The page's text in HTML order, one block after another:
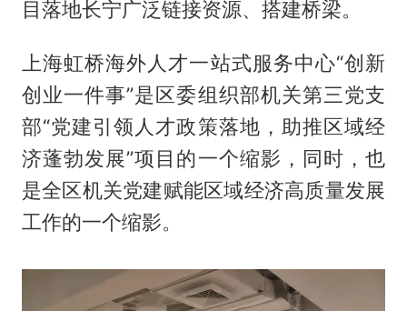
目落地长宁广泛链接资源、搭建桥梁。
上海虹桥海外人才一站式服务中心“创新
创业一件事”是区委组织部机关第三党支
部“党建引领人才政策落地，助推区域经
济蓬勃发展”项目的一个缩影，同时，也
是全区机关党建赋能区域经济高质量发展
工作的一个缩影。